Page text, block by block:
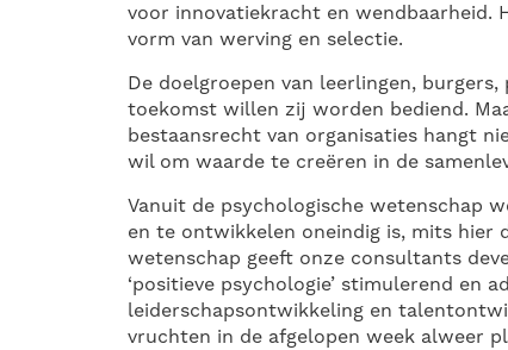
voor innovatiekracht en wendbaarheid.
vorm van werving en selectie.
De doelgroepen van leerlingen,
toekomst willen zij worden bediend.
bestaansrecht van organisaties hangt
wil om waarde te creëren in de
Vanuit de psychologische wetenschap
en te ontwikkelen oneindig is, mits hier
wetenschap geeft onze consultants
‘positieve psychologie’ stimulerend en
leiderschapsontwikkeling en
vruchten in de afgelopen week alweer